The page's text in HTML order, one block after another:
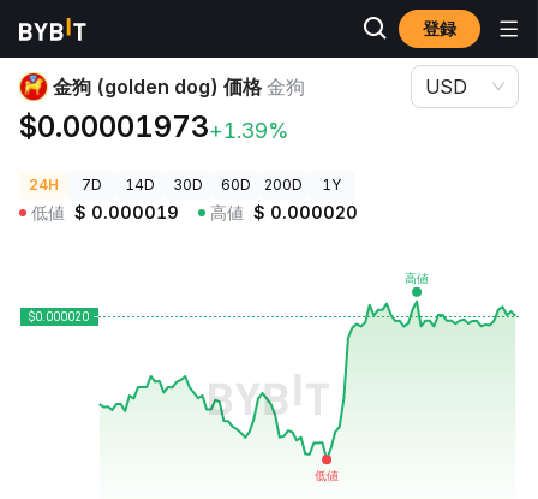
登録
暗号資産価格
金狗 (golden dog) 価格 金狗
$0.00001973+1.39%
USD
24H 7D 14D 30D 60D 200D 1Y
低値 $ 0.000019 高値 $ 0.000020